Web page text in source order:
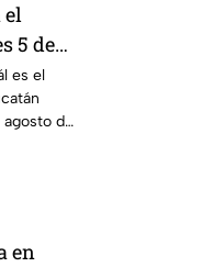
el
5 de
es el
de
en